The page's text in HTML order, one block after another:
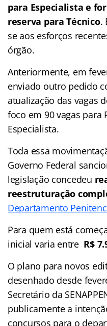
para Especialista e
reserva para Técnico.
se aos esforços
órgão.
Anteriormente, em
enviado outro pedido
atualização das vagas
foco em 90 vagas para
Especialista.
Toda essa
Governo Federal
legislação concedeu
reestruturação
Departamento
Para quem está
inicial varia entre R$
O plano para novos
desenhado desde
Secretário da
publicamente a
concursos para o